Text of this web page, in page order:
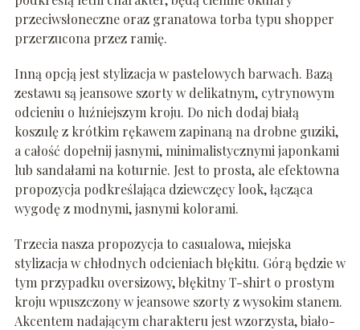
przeciwsłoneczne oraz granatowa torba typu shopper
przerzucona przez ramię.
Inną opcją jest stylizacja w pastelowych barwach. Bazą
zestawu są jeansowe szorty w delikatnym, cytrynowym
odcieniu o luźniejszym kroju. Do nich dodaj białą
koszulę z krótkim rękawem zapinaną na drobne guziki,
a całość dopełnij jasnymi, minimalistycznymi japonkami
lub sandałami na koturnie. Jest to prosta, ale efektowna
propozycja podkreślająca dziewczęcy look, łącząca
wygodę z modnymi, jasnymi kolorami.
Trzecia nasza propozycja to casualowa, miejska
stylizacja w chłodnych odcieniach błękitu. Górą będzie w
tym przypadku oversizowy, błękitny T-shirt o prostym
kroju wpuszczony w jeansowe szorty z wysokim stanem.
Akcentem nadającym charakteru jest wzorzysta, biało-